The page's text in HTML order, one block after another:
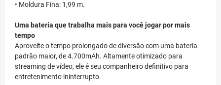
• Moldura Fina: 1,99 m.
Uma bateria que trabalha mais para você jogar por mais
tempo
Aproveite o tempo prolongado de diversão com uma bateria
padrão maior, de 4.700mAh. Altamente otimizado para
streaming de vídeo, ele é seu companheiro definitivo para
entretenimento ininterrupto.